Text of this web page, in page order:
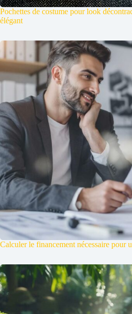
Pochettes de costume pour look
élégant
Calculer le financement nécessaire pour